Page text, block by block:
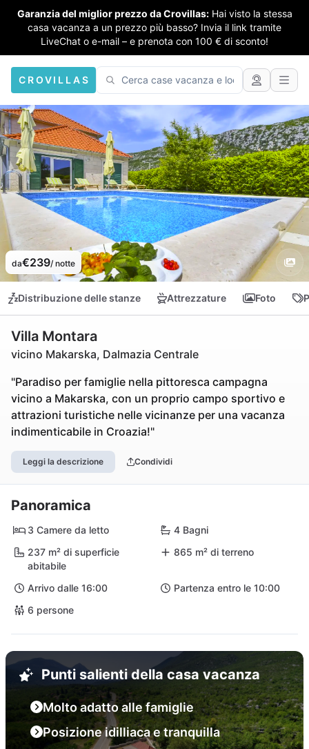
Garanzia del miglior prezzo da Crovillas: Hai visto la stessa
casa vacanza a un prezzo più basso? Invia il link tramite
LiveChat o e-mail – e prenota con 100 € di sconto!
CROVILLAS
da€239/ notte
Distribuzione delle stanze Attrezzature Foto
Villa Montara
vicino Makarska, Dalmazia Centrale
"Paradiso per famiglie nella pittoresca campagna
vicino a Makarska, con un proprio campo sportivo e
attrazioni turistiche nelle vicinanze per una vacanza
indimenticabile in Croazia!"
Leggi la descrizione Condividi
Panoramica
3 Camere da letto
4 Bagni
237 m² di superficie
abitabile
865 m² di terreno
Arrivo dalle 16:00
Partenza entro le 10:00
6 persone
Punti salienti della casa vacanza
Molto adatto alle famiglie
Posizione idilliaca e tranquilla